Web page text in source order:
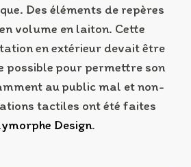
Des éléments de repères
volume en laiton. Cette
en extérieur devait être
possible pour permettre son
au public mal et non-
tactiles ont été faites
Design.